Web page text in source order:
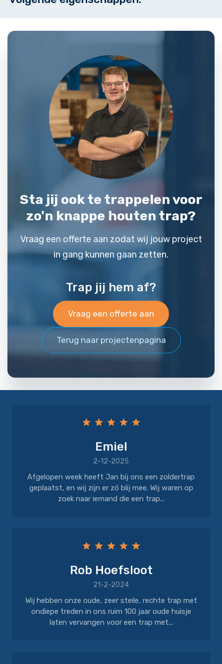
Sta jij ook te trappelen voor
zo'n knappe houten trap?
Vraag een offerte aan zodat wij jouw project
in gang kunnen gaan zetten.
Trap jij hem af?
Vraag een offerte aan
Terug naar projectenpagina
Emiel
2-12-2025
Afgelopen week heeft Jan bij ons een zoldertrap
geplaatst, en wij zijn er zó blij mee. Wij waren op
zoek naar iemand die een trap...
Rob Hoefsloot
21-2-2024
Wij hebben onze oude, zeer steile, rechte trap met
ondiepe treden in ons ruim 100 jaar oude huisje
laten vervangen voor een trap met...